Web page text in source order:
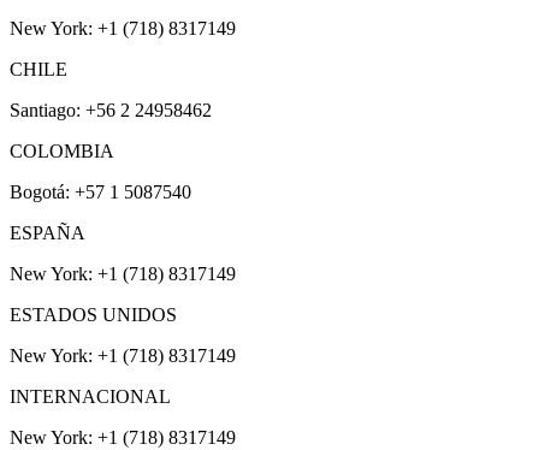
New York: +1 (718) 8317149
CHILE
Santiago: +56 2 24958462
COLOMBIA
Bogotá: +57 1 5087540
ESPAÑA
New York: +1 (718) 8317149
ESTADOS UNIDOS
New York: +1 (718) 8317149
INTERNACIONAL
New York: +1 (718) 8317149